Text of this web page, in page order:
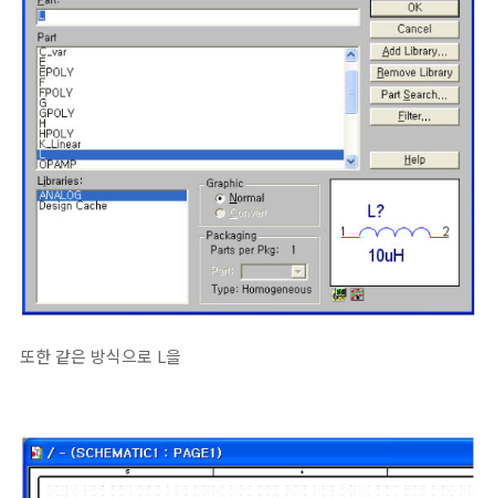
또한 같은 방식으로 L을